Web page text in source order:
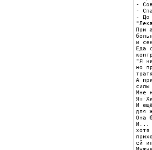
-
-
- До
При
и
Еда
"Я
но
А
Мне
Ян-
И
для
Она
И...
ей